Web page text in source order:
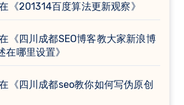
《201314百度算法更新观察》
《四川成都SEO博客教大家新浪博
在哪里设置》
《四川成都seo教你如何写伪原创